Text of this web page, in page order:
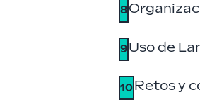
8
9Uso de
10Retos y